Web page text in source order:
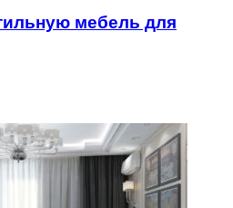
мебель для